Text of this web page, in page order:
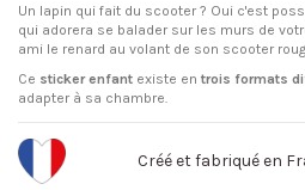
Un lapin qui fait du scooter ? Oui c'est
qui adorera se balader sur les murs de
ami le renard au volant de son scooter
Ce sticker enfant existe en trois formats
adapter à sa chambre.
Créé et fabriqué en